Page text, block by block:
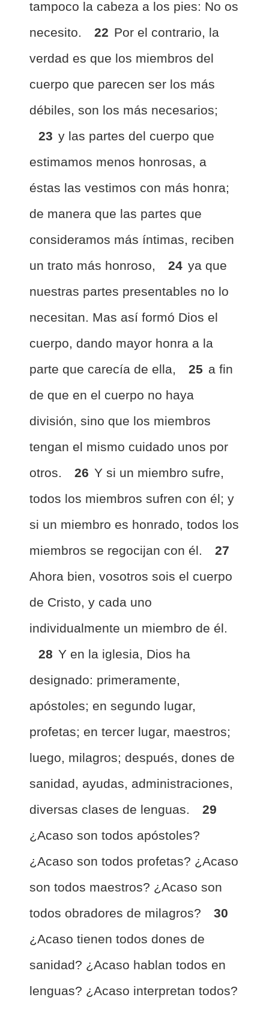
tampoco la cabeza a los pies: No os
necesito.
22 Por el contrario, la
verdad es que los miembros del
cuerpo que parecen ser los más
débiles, son los más necesarios;
23 y las partes del cuerpo que
estimamos menos honrosas, a
éstas las vestimos con más honra;
de manera que las partes que
consideramos más íntimas, reciben
un trato más honroso,
24 ya que
nuestras partes presentables no lo
necesitan. Mas así formó Dios el
cuerpo, dando mayor honra a la
parte que carecía de ella,
25 a fin
de que en el cuerpo no haya
división, sino que los miembros
tengan el mismo cuidado unos por
otros.
26 Y si un miembro sufre,
todos los miembros sufren con él; y
si un miembro es honrado, todos los
miembros se regocijan con él.
27
Ahora bien, vosotros sois el cuerpo
de Cristo, y cada uno
individualmente un miembro de él.
28 Y en la iglesia, Dios ha
designado: primeramente,
apóstoles; en segundo lugar,
profetas; en tercer lugar, maestros;
luego, milagros; después, dones de
sanidad, ayudas, administraciones,
diversas clases de lenguas.
29
¿Acaso son todos apóstoles?
¿Acaso son todos profetas? ¿Acaso
son todos maestros? ¿Acaso son
todos obradores de milagros?
30
¿Acaso tienen todos dones de
sanidad? ¿Acaso hablan todos en
lenguas? ¿Acaso interpretan todos?